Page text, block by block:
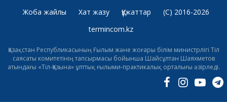
Жоба жайлы Хат жазу Құжаттар
(C) 2016-2026
termincom.kz
Қазақстан Республикасының Ғылым және жоғары білім министрлігі Тіл
саясаты комитетінің тапсырмасы бойынша Шайсұлтан Шаяхметов
атындағы «Тіл-Қазына» ұлттық ғылыми-практикалық орталығы әзірледі.